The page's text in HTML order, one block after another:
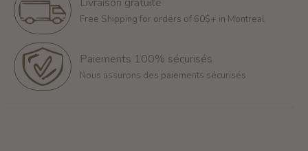
Free Shipping for orders of 60$+ in Montreal
Paiements 100% sécurisés
Nous assurons des paiements sécurisés